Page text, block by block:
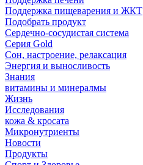
Поддержка пищеварения и ЖКТ
Подобрать продукт
Сердечно-сосудистая система
Серия Gold
Сон, настроение, релаксация
Энергия и выносливость
Знания
витамины и минералмы
Жизнь
Исследования
кожа & кросата
Микронутриенты
Новости
Продукты